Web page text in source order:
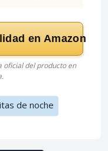
en Amazon
oficial del producto en
de noche